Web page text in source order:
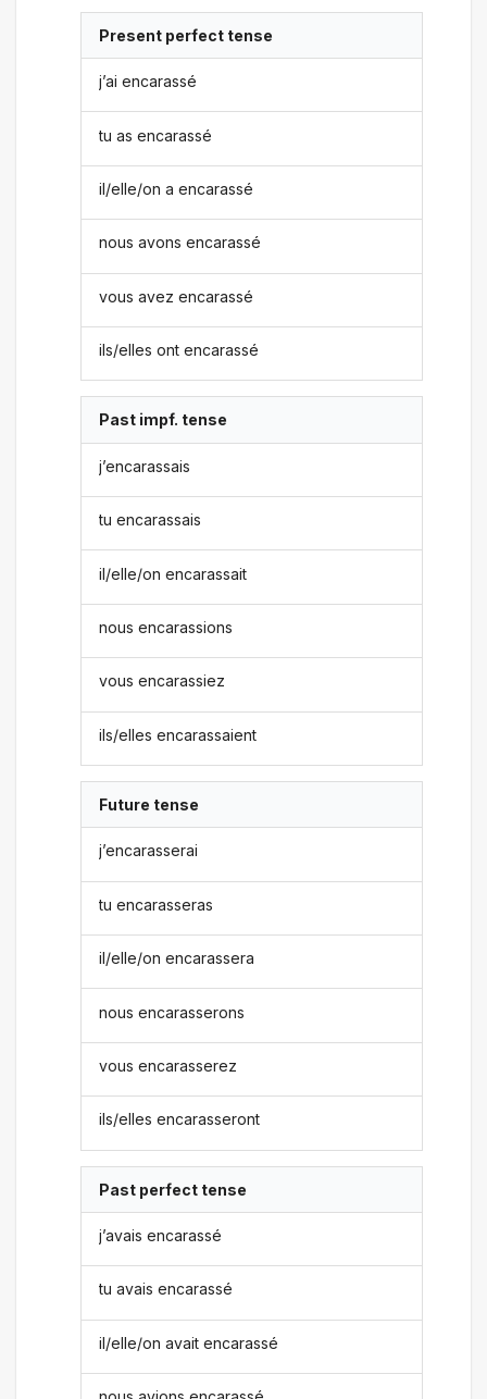
Present perfect tense
j’ai encarassé
tu as encarassé
il/elle/on a encarassé
nous avons encarassé
vous avez encarassé
ils/elles ont encarassé
Past impf. tense
j’encarassais
tu encarassais
il/elle/on encarassait
nous encarassions
vous encarassiez
ils/elles encarassaient
Future tense
j’encarasserai
tu encarasseras
il/elle/on encarassera
nous encarasserons
vous encarasserez
ils/elles encarasseront
Past perfect tense
j’avais encarassé
tu avais encarassé
il/elle/on avait encarassé